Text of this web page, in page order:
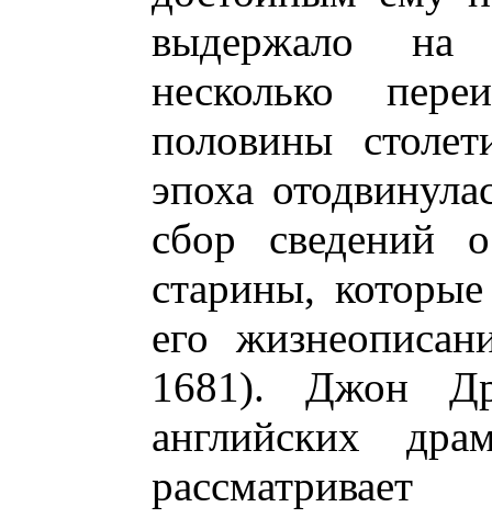
выдержало
несколько
половины
эпоха
сбор сведений
старины,
его
1681). Джон
английских